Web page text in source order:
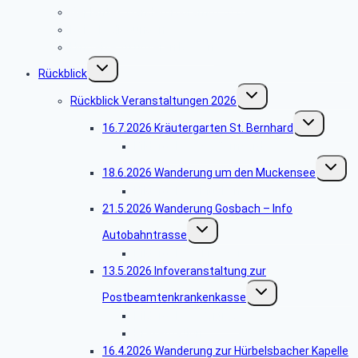
Rückblick
Untermenü
umschalten
Rückblick Veranstaltungen 2026
Untermenü
umschalten
16.7.2026 Kräutergarten St. Bernhard
Untermenü
umschalten
18.6.2026 Wanderung um den Muckensee
21.5.2026 Wanderung Gosbach – Info
Autobahntrasse
Untermenü
umschalten
13.5.2026 Infoveranstaltung zur
Postbeamtenkrankenkasse
Untermenü
umschalten
16.4.2026 Wanderung zur Hürbelsbacher Kapelle